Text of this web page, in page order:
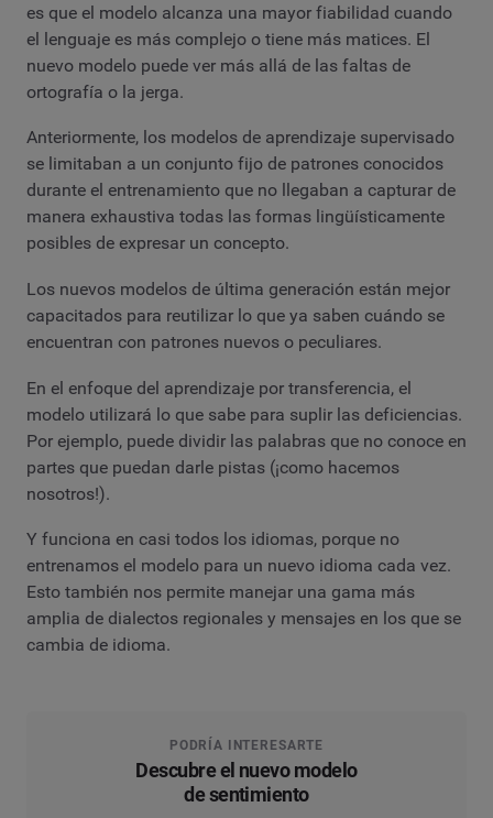
es que el modelo alcanza una mayor fiabilidad cuando
el lenguaje es más complejo o tiene más matices. El
nuevo modelo puede ver más allá de las faltas de
ortografía o la jerga.
Anteriormente, los modelos de aprendizaje supervisado
se limitaban a un conjunto fijo de patrones conocidos
durante el entrenamiento que no llegaban a capturar de
manera exhaustiva todas las formas lingüísticamente
posibles de expresar un concepto.
Los nuevos modelos de última generación están mejor
capacitados para reutilizar lo que ya saben cuándo se
encuentran con patrones nuevos o peculiares.
En el enfoque del aprendizaje por transferencia, el
modelo utilizará lo que sabe para suplir las deficiencias.
Por ejemplo, puede dividir las palabras que no conoce en
partes que puedan darle pistas (¡como hacemos
nosotros!).
Y funciona en casi todos los idiomas, porque no
entrenamos el modelo para un nuevo idioma cada vez.
Esto también nos permite manejar una gama más
amplia de dialectos regionales y mensajes en los que se
cambia de idioma.
PODRÍA INTERESARTE
Descubre el nuevo modelo
de sentimiento